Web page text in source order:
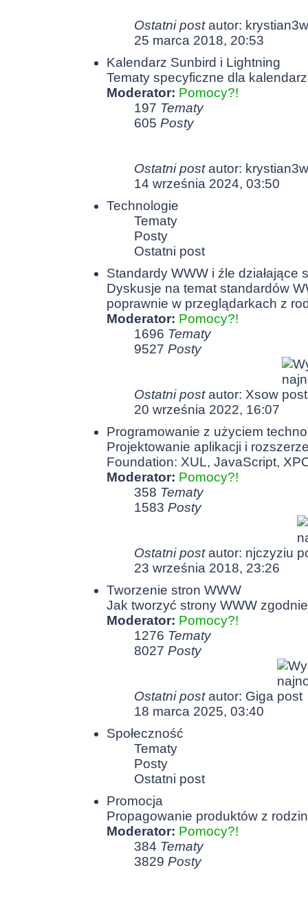
Ostatni postautor: krystian3w
25 marca 2018, 20:53
Kalendarz Sunbird i Lightning
Tematy specyficzne dla
Moderator: Pomocy?!
197 Tematy
605 Posty
Ostatni postautor: krystian3w
14 września 2024, 03:50
Technologie
Tematy
Posty
Ostatni post
Standardy WWW i źle działające
Dyskusje na temat standardów
poprawnie w przeglądarkach z
Moderator: Pomocy?!
1696 Tematy
9527 Posty
Ostatni postautor: Xsow
20 września 2022, 16:07
Programowanie z użyciem
Projektowanie aplikacji i
Foundation: XUL, JavaScript,
Moderator: Pomocy?!
358 Tematy
1583 Posty
Ostatni postautor: njczyziu
23 września 2018, 23:26
Tworzenie stron WWW
Jak tworzyć strony WWW
Moderator: Pomocy?!
1276 Tematy
8027 Posty
Ostatni postautor: Giga
18 marca 2025, 03:40
Społeczność
Tematy
Posty
Ostatni post
Promocja
Propagowanie produktów z
Moderator: Pomocy?!
384 Tematy
3829 Posty